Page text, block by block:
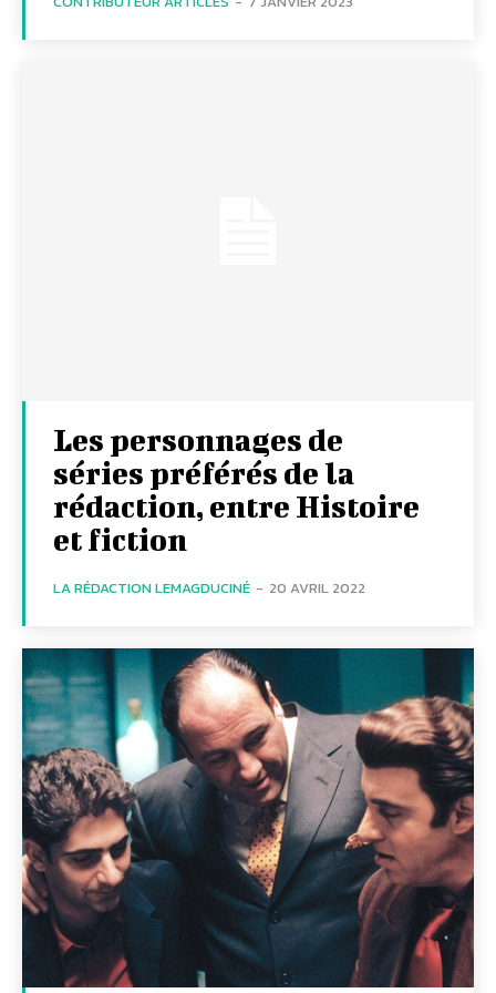
Les personnages de
séries préférés de la
rédaction, entre Histoire
et fiction
LA RÉDACTION LEMAGDUCINÉ - 20 AVRIL 2022